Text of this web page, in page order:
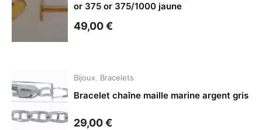
or 375 or 375/1000 jaune
49,00€
Bijoux Bracelets
Bracelet chaîne maille marine argent gris
29,00€